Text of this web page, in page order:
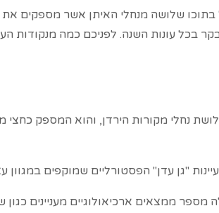
בתוכו שלושה מנחלי האיתן אשר מספקים את
בכל עונות השנה. לפניכם כמה מנקודות
נחלי מקורות הירדן, והוא המספק
"גן עדן" הפסטורליים שמוקפים
מספר ממצאים ארכיאולוגיים מעניינים